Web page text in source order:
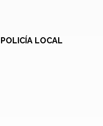
POLICÍA LOCAL